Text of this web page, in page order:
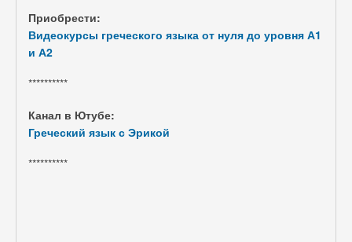
Приобрести:
Видеокурсы греческого языка от нуля до уровня А1
и А2
**********
Канал в Ютубе:
Греческий язык с Эрикой
**********